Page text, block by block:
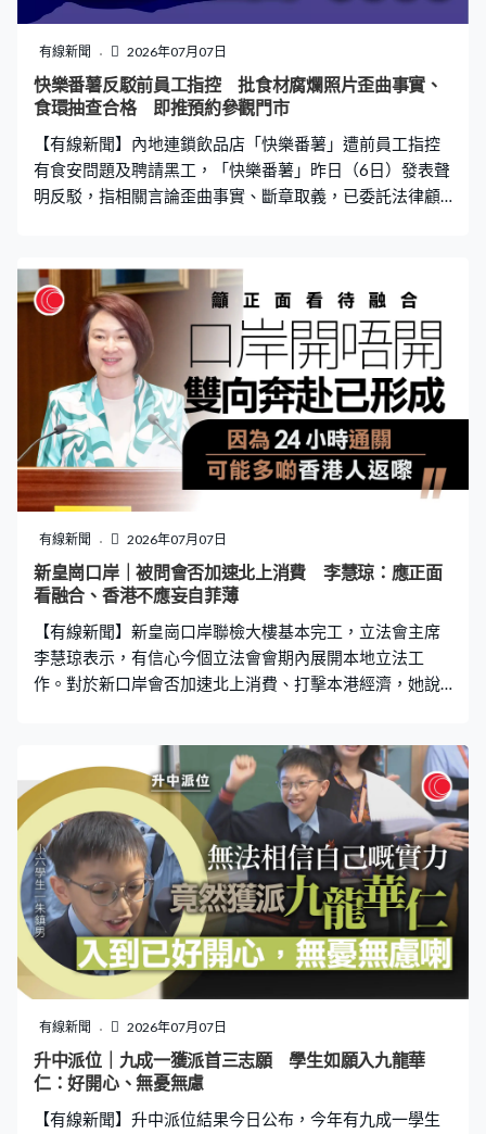
有線新聞 2026年07月07日
快樂番薯反駁前員工指控 批食材腐爛照片歪曲事實、
食環抽查合格 即推預約參觀門市
【有線新聞】內地連鎖飲品店「快樂番薯」遭前員工指控
有食安問題及聘請黑工，「快樂番薯」昨日（6日）發表聲
明反駁，指相關言論歪曲事實、斷章取義，已委託法律顧
實 政府抽查符合食安要求 針對前員工指控鼠患成災、食
材腐爛出現蛆蟲等，並展示多張圖片及影片，「快樂番
薯」在聲明中表示，經公司核查，確認相關畫面拍攝於門
市定期閉店深層清潔期間，有關人士發布內容時刻意混淆
拍攝時間與實際營運情境，將清潔期間的畫面與正常營業
狀況作不恰當連結，並不能反映門市日常實際狀況。 發言
人指出，相關事件引起熱議後，食環署已前往公司多間門
市進行突擊抽查，入境處亦同步到店巡查，強調截至目
前，所有受查門市均符合香港食品安全及衞生要求，未發
現使用違規食材、衞生不合標準或違反勞工法規的情況。
推「全民監督」 市民可預約參觀 發言人續說，公司在食
品行業耕耘18年，於福建廈門自購土地並興建產業園，建
立完整的自有供應鏈及規模化的採購體系，公司所有主要
人指出，品牌以供應鏈管理能力，持續為香港市
有線新聞 2026年07月07日
新皇崗口岸｜被問會否加速北上消費 李慧琼：應正面
看融合、香港不應妄自菲薄
【有線新聞】新皇崗口岸聯檢大樓基本完工，立法會主席
李慧琼表示，有信心今個立法會會期內展開本地立法工
作。對於新口岸會否加速北上消費、打擊本港經濟，她說
正面看融合，因為口岸開不開，雙向奔赴已經形成，如果
更方便，其實香港也有自身條件做好，也可以吸引更多灣
區的人可以來自由行。另外如果口岸更加方便，因為它24
小時通關，那個位置也是最中心的，如果大家都有口岸的
話，其實可能多些香港人回港。」
有線新聞 2026年07月07日
升中派位｜九成一獲派首三志願 學生如願入九龍華
仁：好開心、無憂無慮
【有線新聞】升中派位結果今日公布，今年有九成一學生